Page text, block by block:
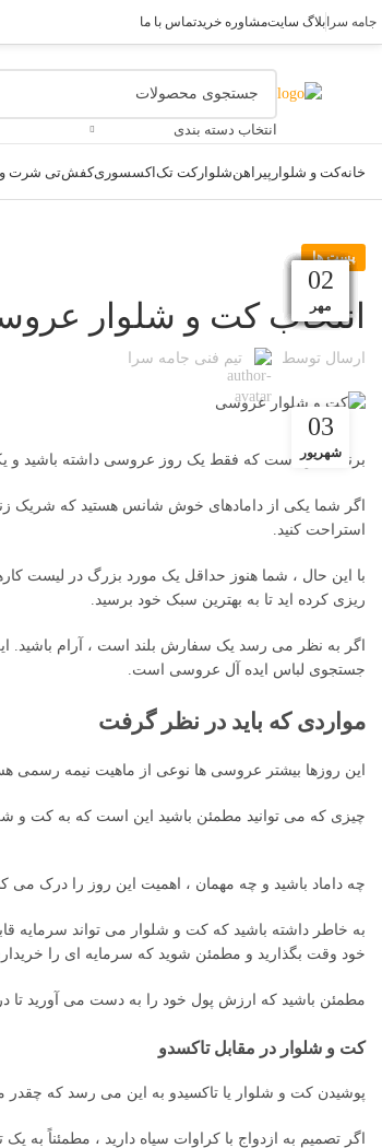
جامه سرا بلاگ سایتمشاوره خریدتماس با ما
انتخاب دسته بندی
خانهکت و شلوار پیراهنشلوارکت تکاکسسوریکفشتی شرت
پست ها
انتخاب کت و شلوار
ارسال توسط تیم فنی جامه سرا
03
شهریور
برنامه این است که فقط یک روز عروسی داشته باشید و
اگر شما یکی از دامادهای خوش شانس هستید که شریک
استراحت کنید.
با این حال ، شما هنوز حداقل یک مورد بزرگ در لیست
ریزی کرده اید تا به بهترین سبک خود برسید.
اگر به نظر می رسد یک سفارش بلند است ، آرام باشید.
جستجوی لباس ایده آل عروسی است.
مواردی که باید در نظر گرفت
این روزها بیشتر عروسی ها نوعی از ماهیت نیمه رسمی
چیزی که می توانید مطمئن باشید این است که به کت و
چه داماد باشید و چه مهمان ، اهمیت این روز را درک می
به خاطر داشته باشید که کت و شلوار می تواند سرمایه
خود وقت بگذارید و مطمئن شوید که سرمایه ای را
مطمئن باشید که ارزش پول خود را به دست می آورید
کت و شلوار در مقابل تاکسدو
پوشیدن کت و شلوار یا تاکسیدو به این می رسد که چقدر
اگر تصمیم به ازدواج با کراوات سیاه دارید ، مطمئناً
30
مهر
02
بهمن
15
اسفند
24
فروردین
13
آبان
13
آبان
11
آبان
05
آبان
16
مهر
14
مهر
10
مهر
02
مهر